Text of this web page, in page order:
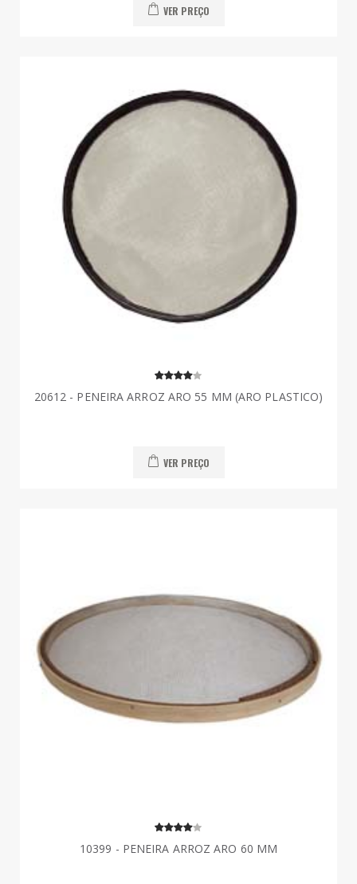
VER PREÇO
20612 - PENEIRA ARROZ ARO 55 MM (ARO PLASTICO)
VER PREÇO
10399 - PENEIRA ARROZ ARO 60 MM